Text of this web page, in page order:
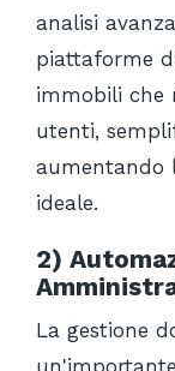
analisi
piattaforme
immobili che
utenti,
aumentando
ideale.
2)
La gestione